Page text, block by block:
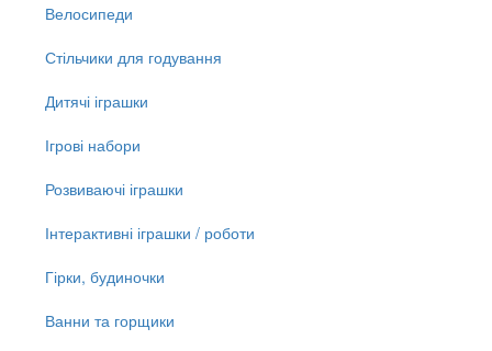
Велосипеди
Стільчики для годування
Дитячі іграшки
Ігрові набори
Розвиваючі іграшки
Інтерактивні іграшки / роботи
Гірки, будиночки
Ванни та горщики